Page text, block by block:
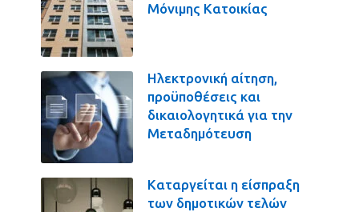
Μόνιμης Κατοικίας
Ηλεκτρονική αίτηση,
προϋποθέσεις και
δικαιολογητικά για την
Μεταδημότευση
Καταργείται η είσπραξη
των δημοτικών τελών